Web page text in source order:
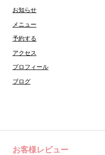
お知らせ
メニュー
予約する
アクセス
プロフィール
ブログ
お客様レビュー